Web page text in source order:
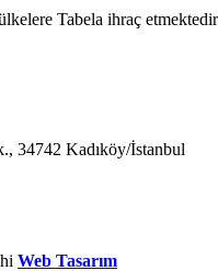
Tabela ihraç
34742 Kadıköy/İstanbul
Web Tasarım